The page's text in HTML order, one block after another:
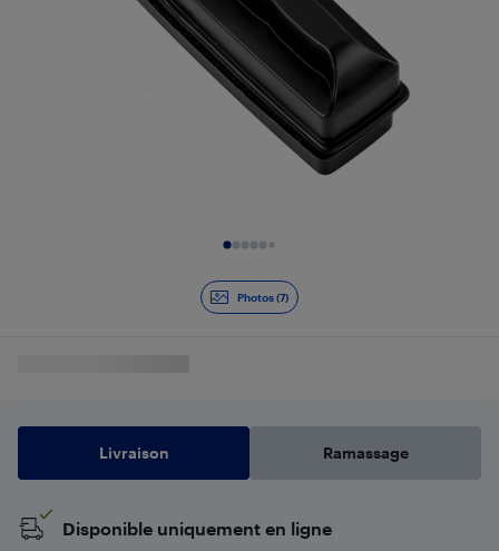
Photos (7)
Livraison Ramassage
Disponible uniquement en ligne